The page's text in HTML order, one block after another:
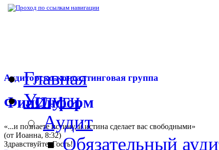
Аудиторско-консалтинговая группа
ФинИнформ
«...и познаете истину, и истина сделает вас свободными»
(от Иоанна, 8:32)
Здравствуйте,Гость!
Главная
Услуги
Аудит
Обязательный